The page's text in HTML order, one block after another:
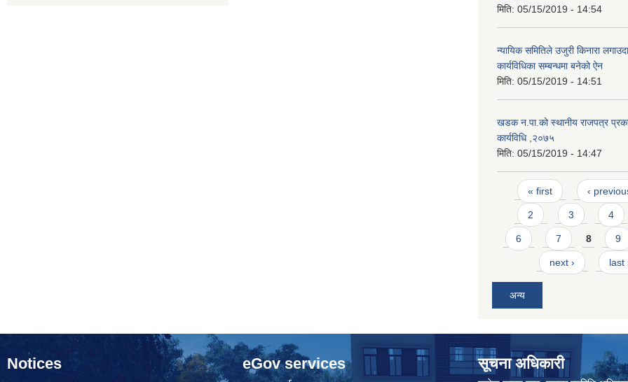
मिति: 05/15/2019 - 14:54
न्यायिक समितिले उजुरी किनारा
कार्यविधिका सम्बन्धमा बनेको ऐन
मिति: 05/15/2019 - 14:51
खडक न.पा.को स्थानीय राजपत्र
कार्यविधि ,२०७५
मिति: 05/15/2019 - 14:47
Pages
« first ‹
2 3 4
6 7 8 9
next › last
अन्य
Notices eGov services सूचना अधिकारी